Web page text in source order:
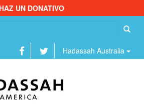
HAZ UN DONATIVO
Hadassah Australia